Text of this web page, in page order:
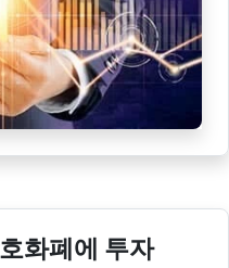
화폐에 투자